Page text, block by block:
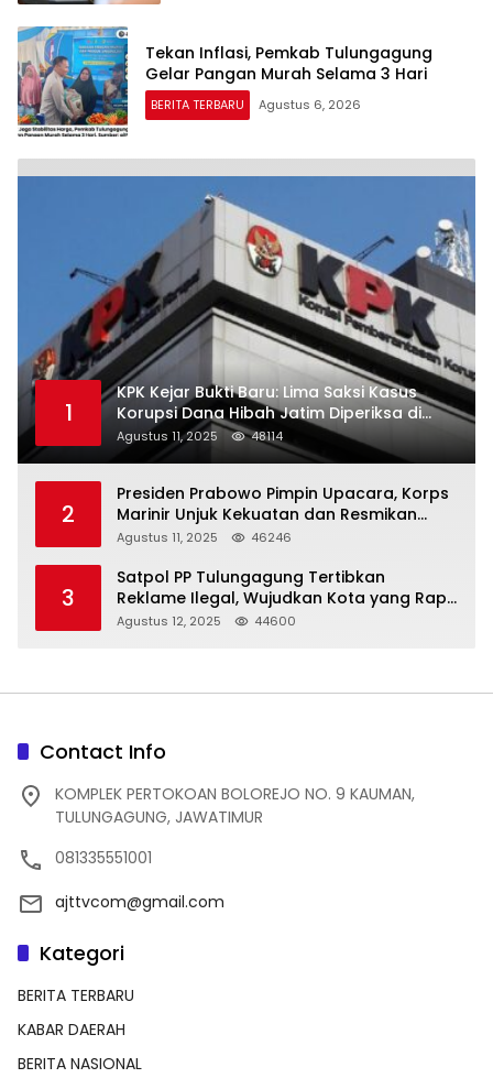
Tekan Inflasi, Pemkab Tulungagung
Gelar Pangan Murah Selama 3 Hari
BERITA TERBARU Agustus 6, 2026
1
KPK Kejar Bukti Baru: Lima Saksi Kasus
Korupsi Dana Hibah Jatim Diperiksa di
Trenggalek
Agustus 11, 2025 48114
2
Presiden Prabowo Pimpin Upacara, Korps
Marinir Unjuk Kekuatan dan Resmikan
Struktur Baru
Agustus 11, 2025 46246
3
Satpol PP Tulungagung Tertibkan
Reklame Ilegal, Wujudkan Kota yang Rapi
dan Indah
Agustus 12, 2025 44600
Contact Info
KOMPLEK PERTOKOAN BOLOREJO NO. 9 KAUMAN,
TULUNGAGUNG, JAWATIMUR
081335551001
ajttvcom@gmail.com
Kategori
BERITA TERBARU
KABAR DAERAH
BERITA NASIONAL